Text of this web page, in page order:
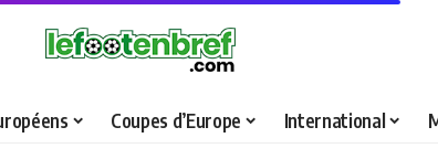
Coupes d’Europe International